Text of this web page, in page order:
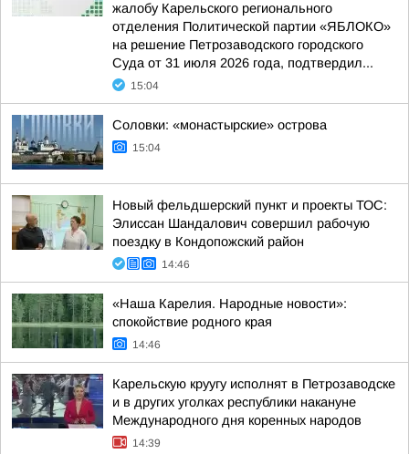
жалобу Карельского регионального
отделения Политической партии «ЯБЛОКО»
на решение Петрозаводского городского
Суда от 31 июля 2026 года, подтвердил...
15:04
Соловки: «монастырские» острова
15:04
Новый фельдшерский пункт и проекты ТОС:
Элиссан Шандалович совершил рабочую
поездку в Кондопожский район
14:46
«Наша Карелия. Народные новости»:
спокойствие родного края
14:46
Карельскую круугу исполнят в Петрозаводске
и в других уголках республики накануне
Международного дня коренных народов
14:39